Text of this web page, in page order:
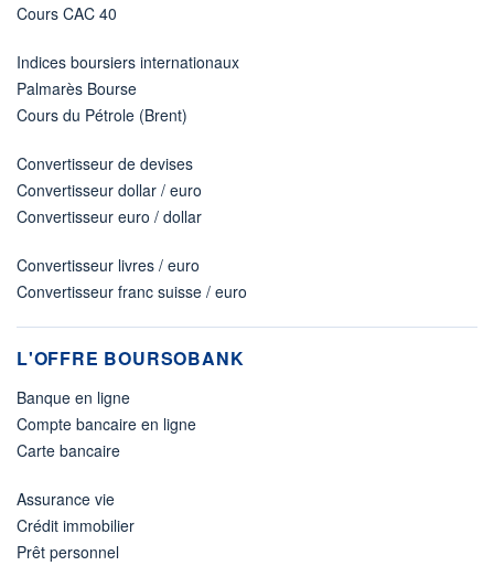
Cours CAC 40
Indices boursiers internationaux
Palmarès Bourse
Cours du Pétrole (Brent)
Convertisseur de devises
Convertisseur dollar / euro
Convertisseur euro / dollar
Convertisseur livres / euro
Convertisseur franc suisse / euro
L'OFFRE BOURSOBANK
Banque en ligne
Compte bancaire en ligne
Carte bancaire
Assurance vie
Crédit immobilier
Prêt personnel